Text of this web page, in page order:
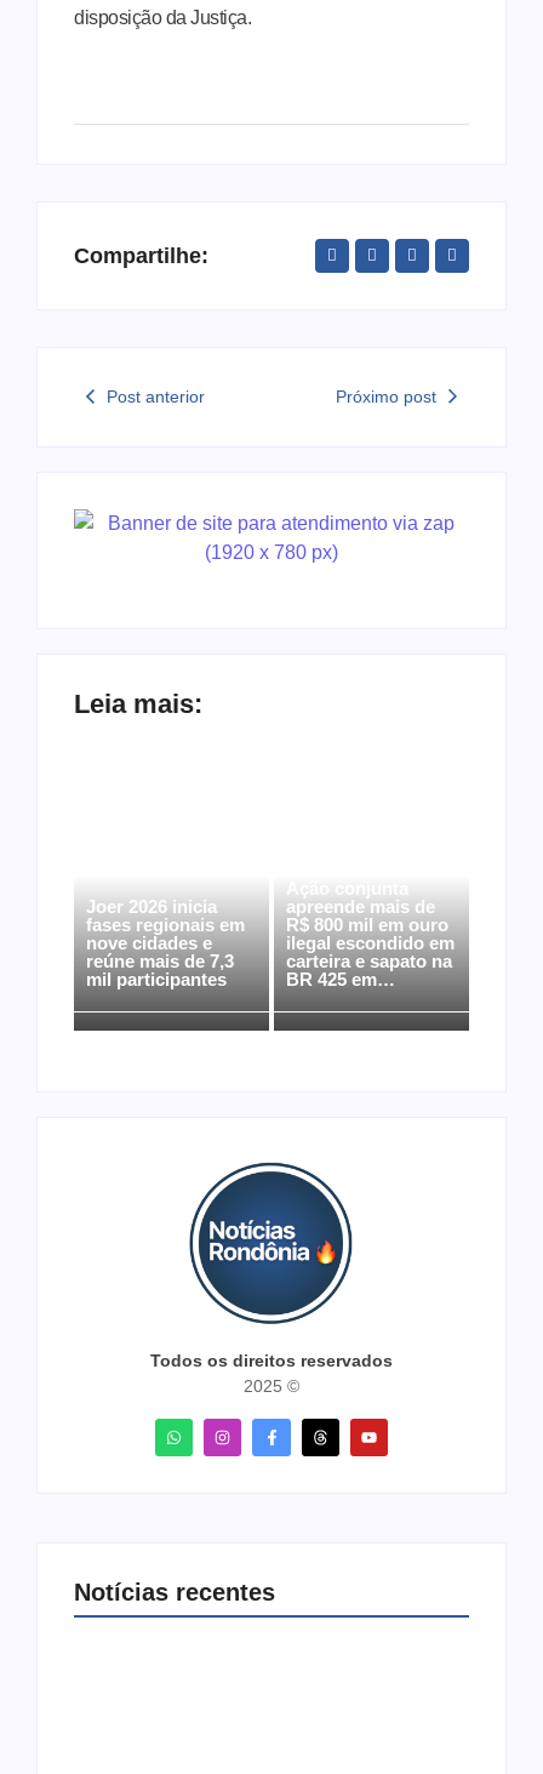
disposição da Justiça.
Compartilhe:
Post anterior Próximo post
Leia mais:
Joer 2026 inicia
fases regionais em
nove cidades e
reúne mais de 7,3
mil participantes
apreende mais de
R$ 800 mil em ouro
ilegal escondido em
carteira e sapato na
BR 425 em…
Todos os direitos reservados
2025 ©
Notícias recentes